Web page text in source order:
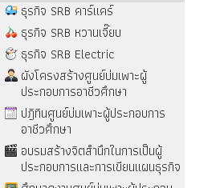
ธุรกิจ SRB คาร์แคร์
ธุรกิจ SRB หวานเจี๊ยบ
ธุรกิจ SRB Electric
ผังโครงสร้างศูนย์บ่มเพาะผู้
ประกอบการอาชีวศึกษา
ปฎิทินศูนย์บ่มเพาะผู้ประกอบการ
อาชีวศึกษา
อบรมสร้างจิตสำนึกในการเป็นผู้
ประกอบการและการเขียนแผนธุรกิจ